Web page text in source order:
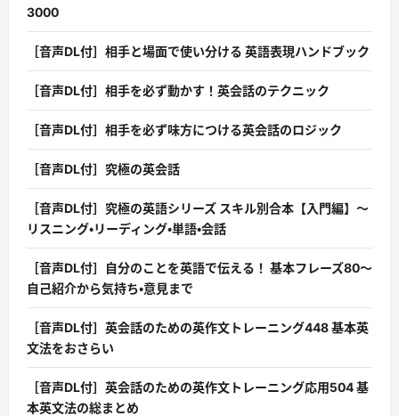
3000
［音声DL付］相手と場面で使い分ける 英語表現ハンドブック
［音声DL付］相手を必ず動かす！英会話のテクニック
［音声DL付］相手を必ず味方につける英会話のロジック
［音声DL付］究極の英会話
［音声DL付］究極の英語シリーズ スキル別合本【入門編】〜
リスニング・リーディング・単語・会話
［音声DL付］自分のことを英語で伝える！ 基本フレーズ80〜
自己紹介から気持ち・意見まで
［音声DL付］英会話のための英作文トレーニング448 基本英
文法をおさらい
［音声DL付］英会話のための英作文トレーニング応用504 基
本英文法の総まとめ